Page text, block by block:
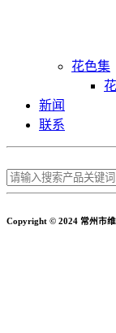
花色集
新闻
联系
Copyright © 2024 常州市